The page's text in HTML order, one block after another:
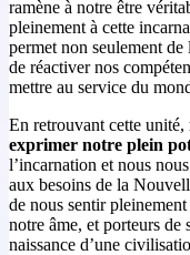
ramène à notre être
pleinement à cette
permet non seulement de
de réactiver nos
mettre au service du
En retrouvant cette unité,
exprimer notre plein
l’incarnation et nous
aux besoins de la
de nous sentir
notre âme, et porteurs
naissance d’une